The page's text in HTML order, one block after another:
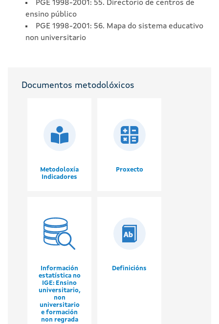
PGE 1998-2001: 55. Directorio de centros de
ensino público
PGE 1998-2001: 56. Mapa do sistema educativo
non universitario
Documentos metodolóxicos
Metodoloxía
Indicadores
Proxecto
Información
estatística no
IGE: Ensino
universitario,
non
universitario
e formación
non regrada
Definicións